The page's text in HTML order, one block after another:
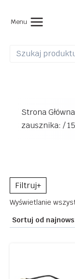
Menu
Strona Główna
zausznika: /
+
Wyświetlanie